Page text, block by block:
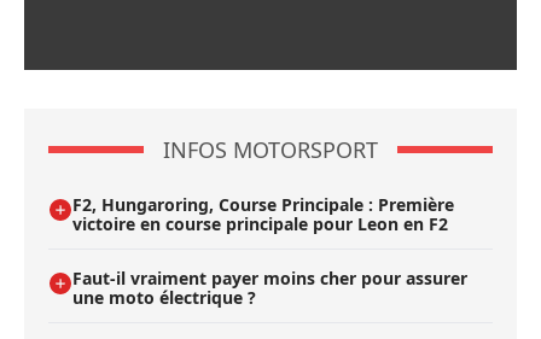
INFOS MOTORSPORT
F2, Hungaroring, Course Principale : Première
victoire en course principale pour Leon en F2
Faut-il vraiment payer moins cher pour assurer
une moto électrique ?